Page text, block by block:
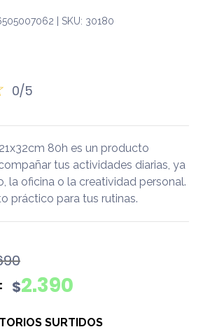
| SKU: 30180
0/5
80h es un producto
tus actividades diarias, ya
la oficina o la creatividad personal.
práctico para tus rutinas.
$2.390
SURTIDOS